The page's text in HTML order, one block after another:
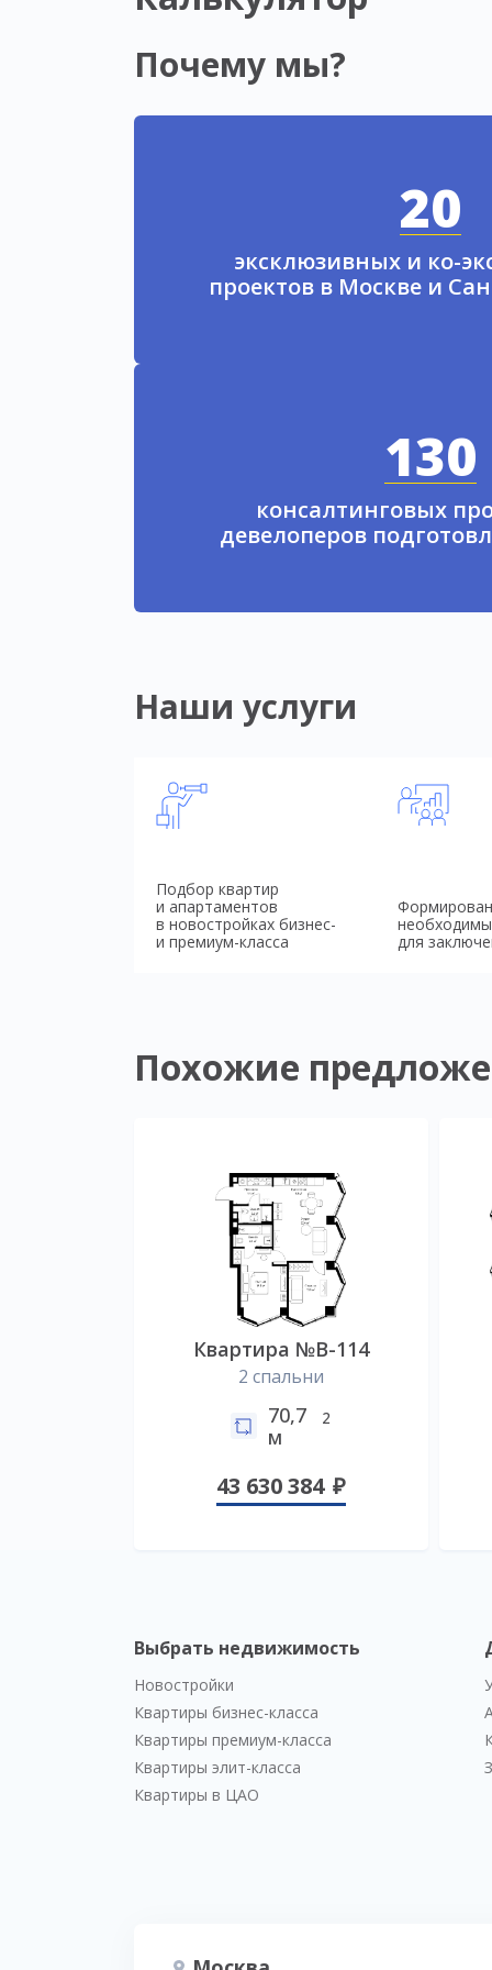
Почему мы?
20
эксклюзивных и ко-
проектов в Москве и
130
консалтинговых
девелоперов
Наши услуги
Подбор квартир
и апартаментов
в новостройках бизнес-
и премиум-класса
для
Похожие
Квартира №B-114
2 спальни
70,7
м
2
43 630 384
Выбрать недвижимость
Новостройки
Квартиры бизнес-класса
Квартиры премиум-класса
Квартиры элит-класса
Квартиры в ЦАО